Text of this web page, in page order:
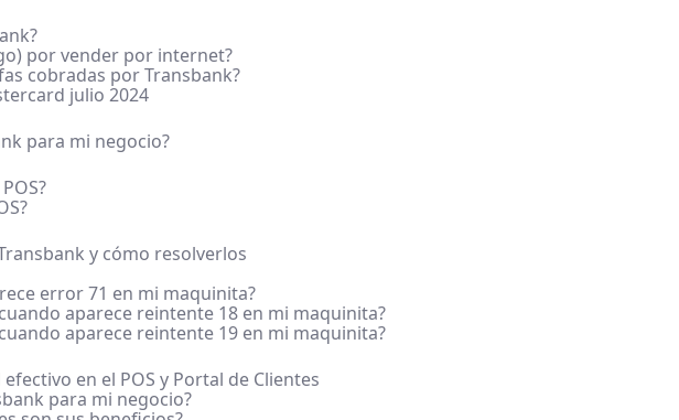
por vender por internet?
cobradas por Transbank?
julio 2024
para mi negocio?
y cómo resolverlos
error 71 en mi maquinita?
cuando aparece reintente 18 en mi maquinita?
cuando aparece reintente 19 en mi maquinita?
en el POS y Portal de Clientes
para mi negocio?